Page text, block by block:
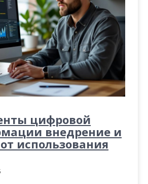
цифровой
внедрение и
использования